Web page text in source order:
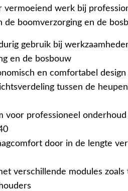
vermoeiend werk bij
de boomverzorging en de
gebruik bij
en de bosbouw
en comfortabel design
tussen de
voor professioneel
door in de lengte
verschillende modules zoals